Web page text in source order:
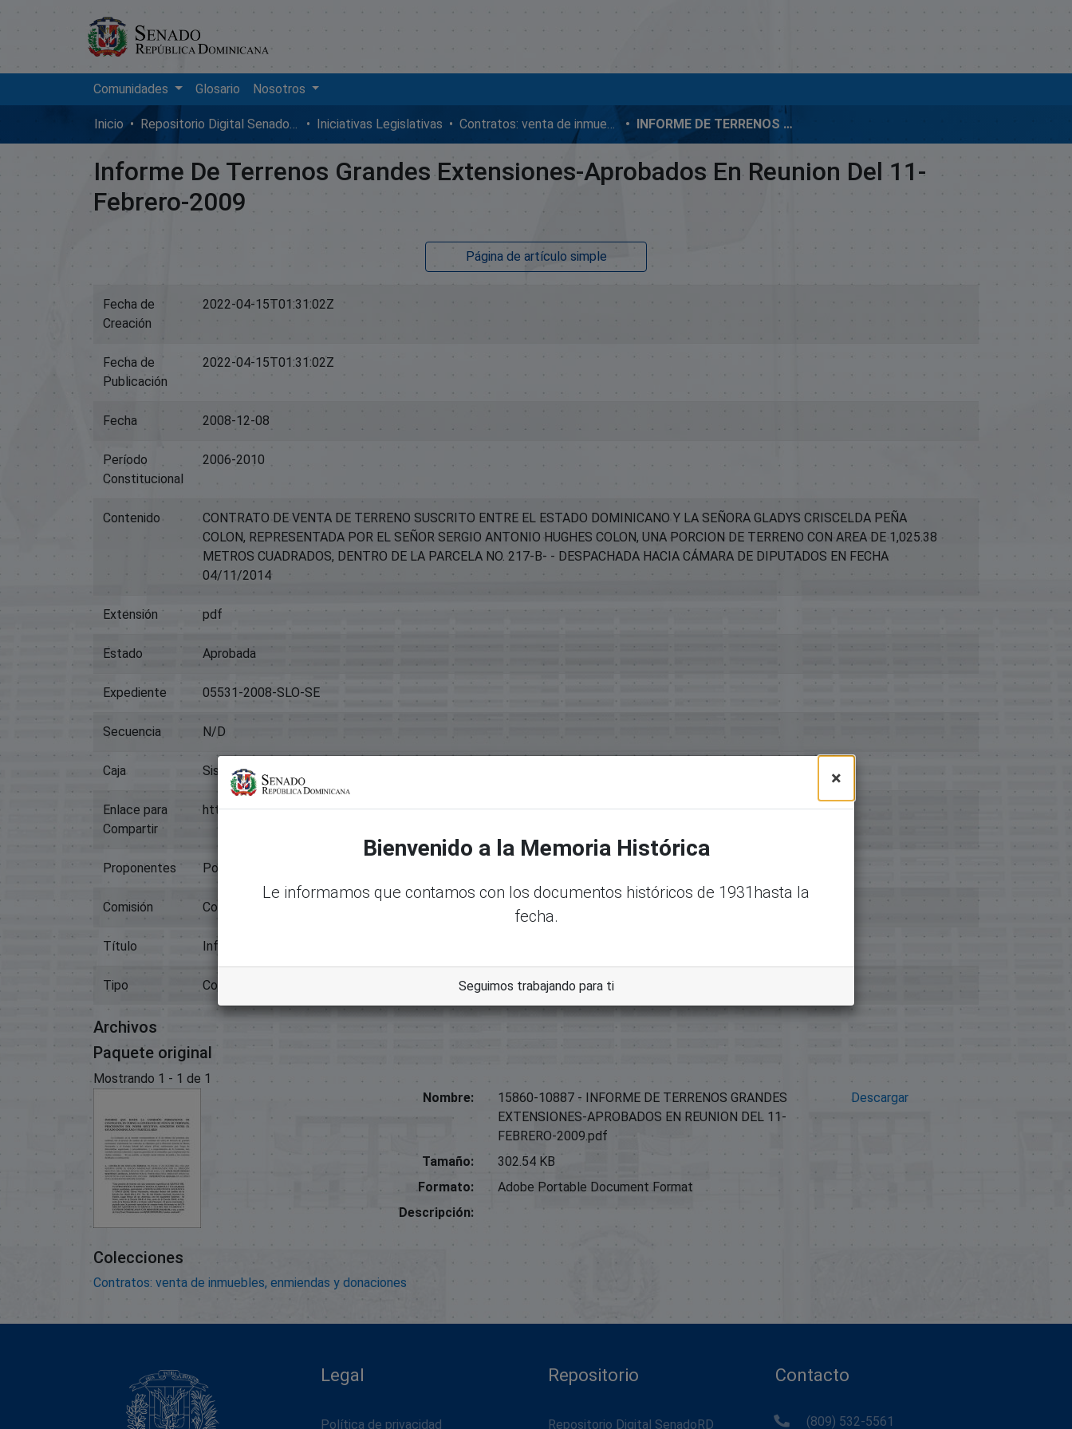
Comunidades Glosario Nosotros
Inicio Repositorio Digital SenadoRD Iniciativas Legislativas Contratos: venta de inmuebles, enmiendas y donaciones INFORME DE TERRENOS GRANDES EXTENSIONES-APROBADOS EN REUNION DEL 11-FEBRERO-2009
Informe De Terrenos Grandes Extensiones-Aprobados En Reunion Del 11-
Febrero-2009
Página de artículo simple
Fecha de
Creación
2022-04-15T01:31:02Z
Fecha de
Publicación
2022-04-15T01:31:02Z
Fecha 2008-12-08
Período
Constitucional
2006-2010
Contenido
CONTRATO DE VENTA DE TERRENO SUSCRITO ENTRE EL ESTADO DOMINICANO Y LA SEÑORA GLADYS CRISCELDA PEÑA
COLON, REPRESENTADA POR EL SEÑOR SERGIO ANTONIO HUGHES COLON, UNA PORCION DE TERRENO CON AREA DE 1,025.38
METROS CUADRADOS, DENTRO DE LA PARCELA NO. 217-B- - DESPACHADA HACIA CÁMARA DE DIPUTADOS EN FECHA
04/11/2014
Extensión pdf
Estado Aprobada
Expediente 05531-2008-SLO-SE
Secuencia N/D
Caja Sistema Legislativo
Enlace para
Compartir
https://memoriahistorica.senadord.gob.do/handle/123456789/4054
Proponentes Poder Ejecutivo
Comisión Contratos;
Título Informe De Terrenos Grandes Extensiones-Aprobados En Reunion Del 11-Febrero-2009
Tipo Contratos: Venta De Inmuebles, Enmiendas Y Donaciones
Archivos
Paquete original
Mostrando 1 - 1 de 1
Nombre:
15860-10887 - INFORME DE TERRENOS GRANDES
EXTENSIONES-APROBADOS EN REUNION DEL 11-
FEBRERO-2009.pdf
Tamaño:
302.54 KB
Formato:
Adobe Portable Document Format
Descripción:
Descargar
Colecciones
Contratos: venta de inmuebles, enmiendas y donaciones
Legal
Política de privacidad
Repositorio
Repositorio Digital SenadoRD
Contacto
(809) 532-5561
×
Bienvenido a la Memoria Histórica
Le informamos que contamos con los documentos históricos de 1931hasta la
fecha.
Seguimos trabajando para ti